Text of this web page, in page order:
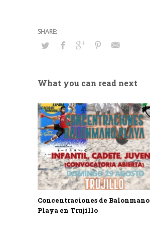
What you can read next
Concentraciones de Balonmano
Playa en Trujillo